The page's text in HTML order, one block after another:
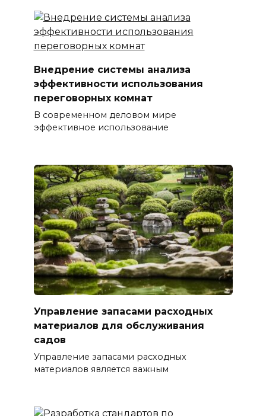
Внедрение системы анализа
эффективности использования
переговорных комнат
В современном деловом мире
эффективное использование
Управление запасами расходных
материалов для обслуживания
садов
Управление запасами расходных
материалов является важным